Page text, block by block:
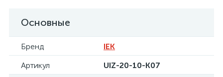
Основные
Бренд
IEK
Артикул
UIZ-20-10-K07